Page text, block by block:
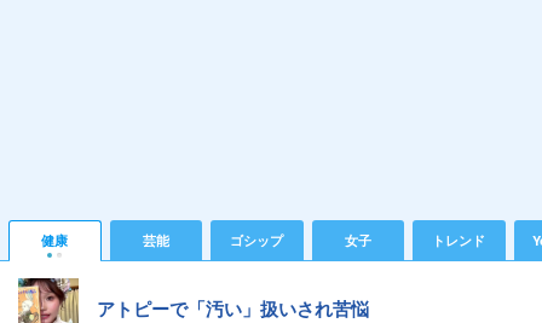
健康 芸能 ゴシップ 女子 トレンド
アトピーで「汚い」扱いされ苦悩